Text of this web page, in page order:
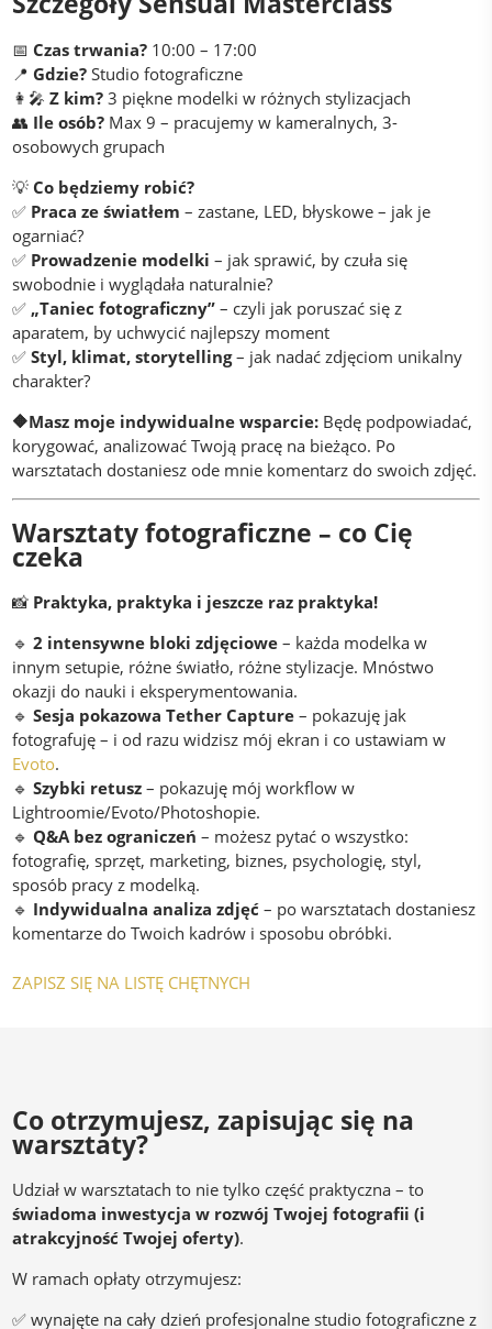
📅 Czas trwania? 10:00 – 17:00
📍 Gdzie? Studio fotograficzne
👩‍🎤Z kim? 3 piękne modelki w różnych stylizacjach
👥 Ile osób? Max 9 – pracujemy w kameralnych, 3-
osobowych grupach
💡 Co będziemy robić?
✅ Praca ze światłem – zastane, LED, błyskowe – jak je
ogarniać?
✅ Prowadzenie modelki – jak sprawić, by czuła się
swobodnie i wyglądała naturalnie?
✅ „Taniec fotograficzny” – czyli jak poruszać się z
aparatem, by uchwycić najlepszy moment
✅Styl, klimat, storytelling– jak nadać zdjęciom unikalny
charakter?
🔶Masz moje indywidualne wsparcie: Będę podpowiadać,
korygować, analizować Twoją pracę na bieżąco. Po
warsztatach dostaniesz ode mnie komentarz do swoich zdjęć.
Warsztaty fotograficzne – co Cię
czeka
📸 Praktyka, praktyka i jeszcze raz praktyka!
🔹2 intensywne bloki zdjęciowe – każda modelka w
innym setupie, różne światło, różne stylizacje. Mnóstwo
okazji do nauki i eksperymentowania.
🔹Sesja pokazowa Tether Capture – pokazuję jak
fotografuję – i od razu widzisz mój ekran i co ustawiam w
Evoto.
🔹Szybki retusz – pokazuję mój workflow w
Lightroomie/Evoto/Photoshopie.
🔹Q&A bez ograniczeń – możesz pytać o wszystko:
fotografię, sprzęt, marketing, biznes, psychologię, styl,
sposób pracy z modelką.
🔹 Indywidualna analiza zdjęć – po warsztatach dostaniesz
komentarze do Twoich kadrów i sposobu obróbki.
ZAPISZ SIĘ NA LISTĘ CHĘTNYCH
Co otrzymujesz, zapisując się na
warsztaty?
Udział w warsztatach to nie tylko część praktyczna – to
świadoma inwestycja w rozwój Twojej fotografii (i
atrakcyjność Twojej oferty).
W ramach opłaty otrzymujesz:
✅ wynajęte na cały dzień profesjonalne studio fotograficzne z